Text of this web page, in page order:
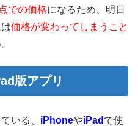
での価格になるため、明日
価格が変わってしまうこと
版アプリ
いる、 iPhoneやiPad で使